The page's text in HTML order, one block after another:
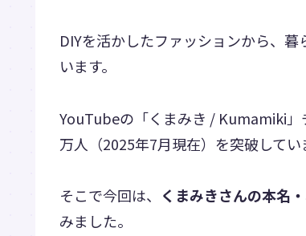
DIYを活かしたファッションから、暮
います。
YouTubeの「くまみき / Kumamiki」
万人（2025年7月現在）を突破してい
そこで今回は、 くまみきさんの本名
みました。